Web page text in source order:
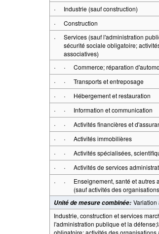
· Industrie (sauf construction)
·Construction
·Services (sauf l'administration
sécurité sociale obligatoire;
associatives)
· ·Commerce; réparation
· ·Transports et entreposage
· · Hébergement et restauration
· · Information et communication
· ·Activités financières et
· ·Activités immobilières
· ·Activités spécialisées,
· ·Activités de services
· ·
Enseignement, santé et autres
(sauf activités des
Unité de mesure combinée:
Industrie, construction et services
l'administration publique et la
obligatoire; activités des organisations